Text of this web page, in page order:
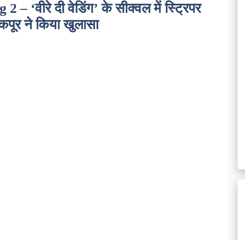
‘वीरे दी वेडिंग’ के सीक्वल में स्ट्रिपर
कपूर ने किया खुलासा